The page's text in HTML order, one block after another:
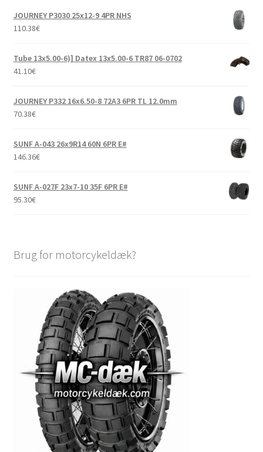
JOURNEY P3030 25x12-9 4PR NHS
110.38€
Tube 13x5.00-6)] Datex 13x5.00-6 TR87 06-0702
41.10€
JOURNEY P332 16x6.50-8 72A3 6PR TL 12.0mm
70.38€
SUNF A-043 26x9R14 60N 6PR E#
146.36€
SUNF A-027F 23x7-10 35F 6PR E#
95.30€
Brug for motorcykeldæk?